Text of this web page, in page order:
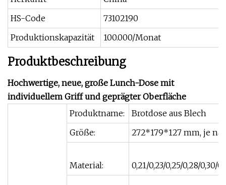
HS-Code
73102190
Produktionskapazität
100.000/Monat
Produktbeschreibung
Hochwertige, neue, große Lunch-Dose mit
individuellem Griff und geprägter Oberfläche
Produktname:
Brotdose aus Blech
Größe:
272*179*127 mm, je
Material: 0,21/0,23/0,25/0,28/